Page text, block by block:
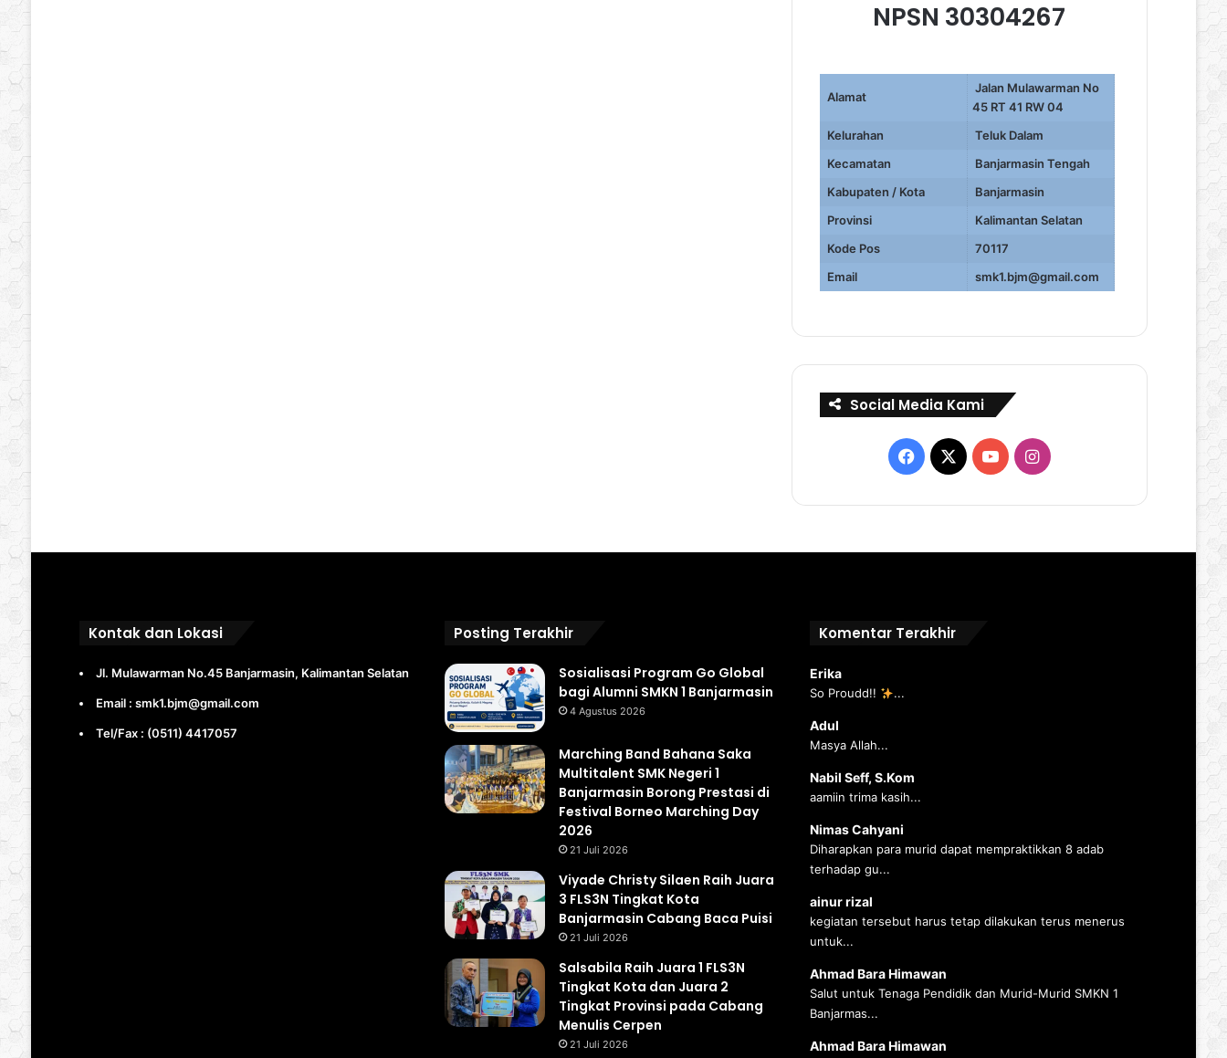
NPSN 30304267
Alamat
Jalan Mulawarman No
45 RT 41 RW 04
Kelurahan
Teluk Dalam
Kecamatan
Banjarmasin Tengah
Kabupaten / Kota
Banjarmasin
Provinsi
Kalimantan Selatan
Kode Pos
70117
Email
smk1.bjm@gmail.com
Social Media Kami
Facebook
X YouTubeInstagram
Kontak dan Lokasi
Jl. Mulawarman No.45 Banjarmasin, Kalimantan Selatan
Email : smk1.bjm@gmail.com
Tel/Fax : (0511) 4417057
Posting Terakhir
Sosialisasi Program Go Global
bagi Alumni SMKN 1 Banjarmasin
4 Agustus 2026
Marching Band Bahana Saka
Multitalent SMK Negeri 1
Banjarmasin Borong Prestasi di
Festival Borneo Marching Day
2026
21 Juli 2026
Viyade Christy Silaen Raih Juara
3 FLS3N Tingkat Kota
Banjarmasin Cabang Baca Puisi
21 Juli 2026
Salsabila Raih Juara 1 FLS3N
Tingkat Kota dan Juara 2
Tingkat Provinsi pada Cabang
Menulis Cerpen
21 Juli 2026
Komentar Terakhir
Erika
So Proudd!! ...
Adul
Masya Allah...
Nabil Seff, S.Kom
aamiin trima kasih...
Nimas Cahyani
Diharapkan para murid dapat mempraktikkan 8 adab
terhadap gu...
ainur rizal
kegiatan tersebut harus tetap dilakukan terus menerus
untuk...
Ahmad Bara Himawan
Salut untuk Tenaga Pendidik dan Murid-Murid SMKN 1
Banjarmas...
Ahmad Bara Himawan